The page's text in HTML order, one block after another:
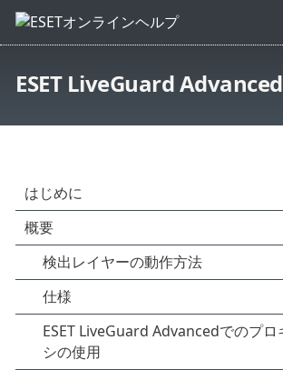
ESET LiveGuard Advanced